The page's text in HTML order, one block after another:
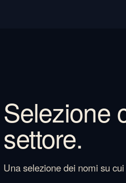
Selezione
settore.
Una selezione dei nomi su